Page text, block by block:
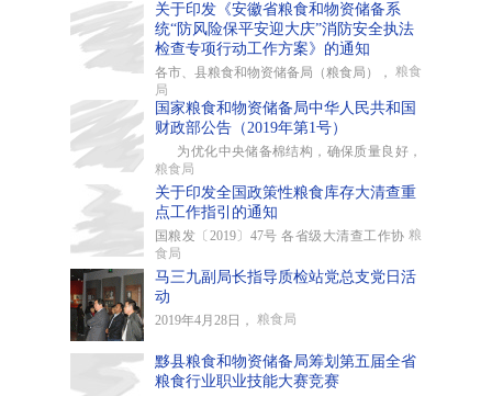
关于印发《安徽省粮食和物资储备系
统“防风险保平安迎大庆”消防安全执法
检查专项行动工作方案》的通知
各市、县粮食和物资储备局（粮食局）， 粮食
局
国家粮食和物资储备局中华人民共和国
财政部公告（2019年第1号）
为优化中央储备棉结构，确保质量良好，
粮食局
关于印发全国政策性粮食库存大清查重
点工作指引的通知
国粮发〔2019〕47号 各省级大清查工作协 粮
食局
马三九副局长指导质检站党总支党日活
动
2019年4月28日， 粮食局
黟县粮食和物资储备局筹划第五届全省
粮食行业职业技能大赛竞赛